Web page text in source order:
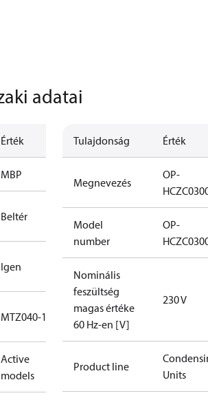
adatai
Érték
MBP
Beltér
Igen
MTZ040-1
Active
models
Tulajdonság Érték
Megnevezés
OP-
Model
number
OP-
Nominális
feszültség
magas értéke
60 Hz-en [V]
230 V
Product line
Units